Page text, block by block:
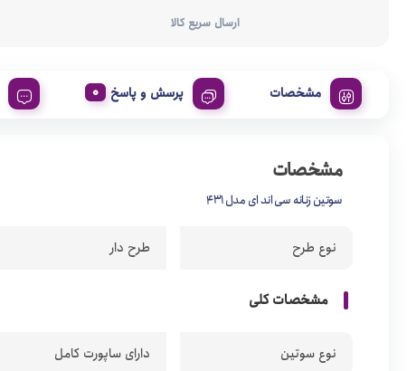
ارسال سریع کالا
مشخصات پرسش و پاسخ
مشخصات
سوتین زنانه سی اند ای مدل 431
نوع طرح طرح دار
مشخصات کلی
نوع سوتین دارای ساپورت کامل